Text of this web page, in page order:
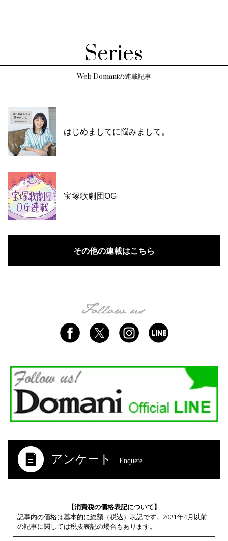
Series
Web Domaniの連載記事
はじめましてに悩みまして。
宝塚歌劇団OG
その他の連載はこちら
アンケート Enquete
【消費税の価格表記について】
記事内の価格は基本的に総額（税込）表記です。2021年4月以前
の記事に関しては税抜表記の場合もあります。